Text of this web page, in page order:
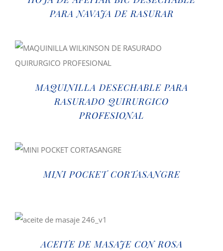
PARA NAVAJA DE RASURAR
MAQUINILLA DESECHABLE PARA
RASURADO QUIRURGICO
PROFESIONAL
MINI POCKET CORTASANGRE
ACEITE DE MASAJE CON ROSA